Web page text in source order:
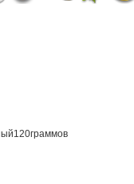
120граммов